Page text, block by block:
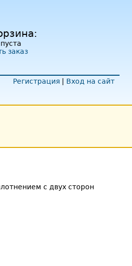
заказ
Регистрация
Вход на сайт
с двух сторон